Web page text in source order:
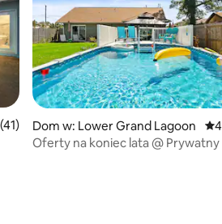
ocena: 4,9 na 5, liczba recenzji: 41
Dom w: Lower Grand Lagoon
Oferty na koniec lata @